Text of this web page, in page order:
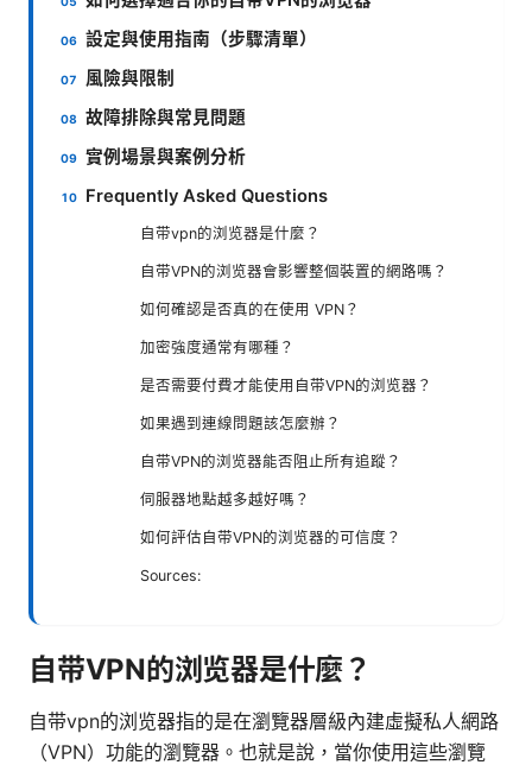
設定與使用指南（步驟清單）
風險與限制
故障排除與常見問題
實例場景與案例分析
Frequently Asked Questions
自带vpn的浏览器是什麼？
自带VPN的浏览器會影響整個裝置的網路嗎？
如何確認是否真的在使用 VPN？
加密強度通常有哪種？
是否需要付費才能使用自带VPN的浏览器？
如果遇到連線問題該怎麼辦？
自带VPN的浏览器能否阻止所有追蹤？
伺服器地點越多越好嗎？
如何評估自带VPN的浏览器的可信度？
Sources:
自带VPN的浏览器是什麼？
自带vpn的浏览器指的是在瀏覽器層級內建虛擬私人網路
（VPN）功能的瀏覽器。也就是說，當你使用這些瀏覽